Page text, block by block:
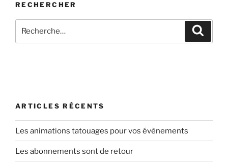
RECHERCHER
pour
ARTICLES RÉCENTS
Les animations tatouages pour vos évènements
Les abonnements sont de retour